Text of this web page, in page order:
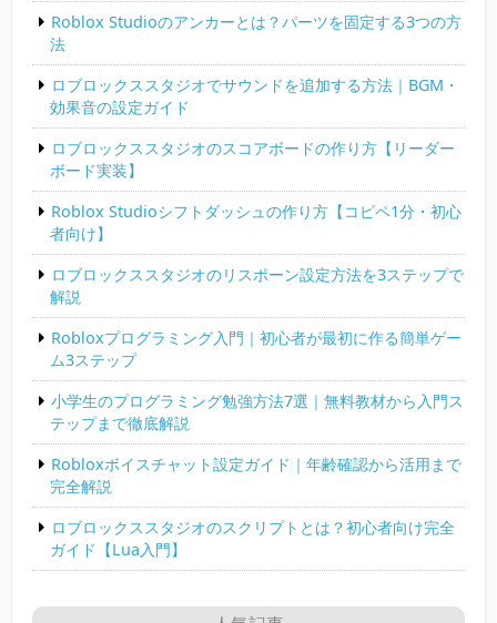
Roblox Studioのアンカーとは？パーツを固定する3つの方
法
ロブロックススタジオでサウンドを追加する方法｜BGM・
効果音の設定ガイド
ロブロックススタジオのスコアボードの作り方【リーダー
ボード実装】
Roblox Studioシフトダッシュの作り方【コピペ1分・初心
者向け】
ロブロックススタジオのリスポーン設定方法を3ステップで
解説
Robloxプログラミング入門｜初心者が最初に作る簡単ゲー
ム3ステップ
小学生のプログラミング勉強方法7選｜無料教材から入門ス
テップまで徹底解説
Robloxボイスチャット設定ガイド｜年齢確認から活用まで
完全解説
ロブロックススタジオのスクリプトとは？初心者向け完全
ガイド【Lua入門】